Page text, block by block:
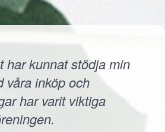
har kunnat stödja min
våra inköp och
har varit viktiga